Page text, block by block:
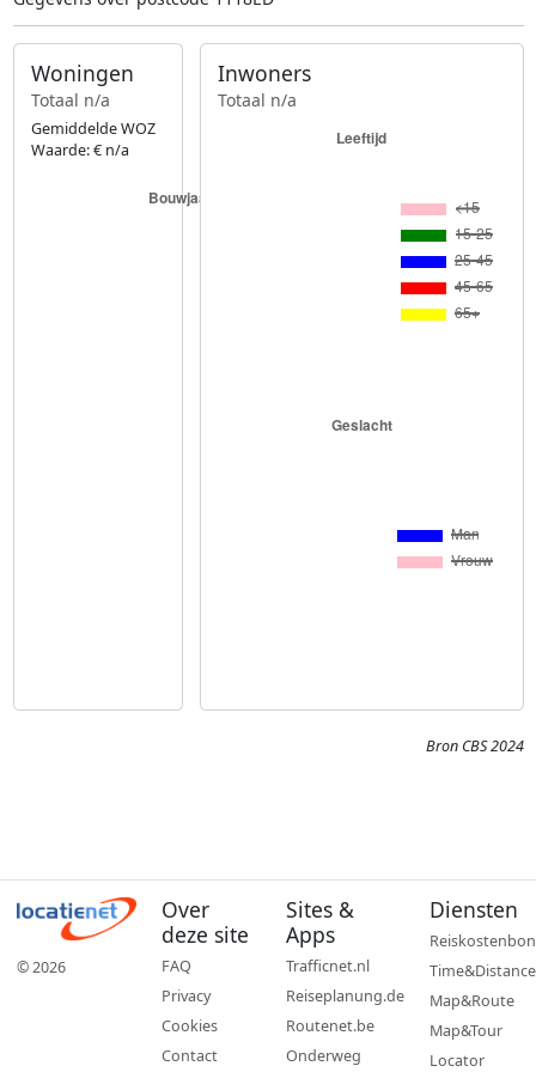
Woningen
Totaal n/a
Gemiddelde WOZ
Waarde: € n/a
Inwoners
Totaal n/a
Bron CBS 2024
© 2026
Over
deze site
FAQ
Privacy
Cookies
Contact
Sites &
Apps
Trafficnet.nl
Reiseplanung.de
Routenet.be
Onderweg
Diensten
Reiskostenbon
Time&Distance
Map&Route
Map&Tour
Locator